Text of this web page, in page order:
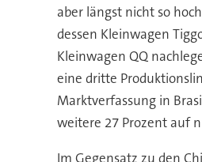
aber längst nicht so
dessen Kleinwagen
Kleinwagen QQ
eine dritte
Marktverfassung in
weitere 27 Prozent auf
Im Gegensatz zu den